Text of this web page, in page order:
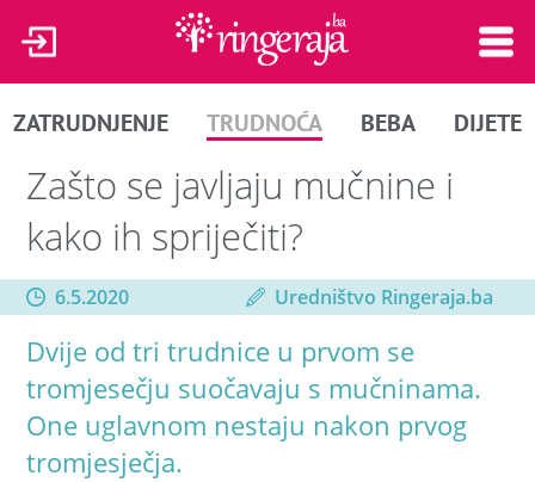
ZATRUDNJENJE TRUDNOĆA BEBA DIJETE
Zašto se javljaju mučnine i
kako ih spriječiti?
6.5.2020 Uredništvo Ringeraja.ba
Dvije od tri trudnice u prvom se
tromjesečju suočavaju s mučninama.
One uglavnom nestaju nakon prvog
tromjesječja.